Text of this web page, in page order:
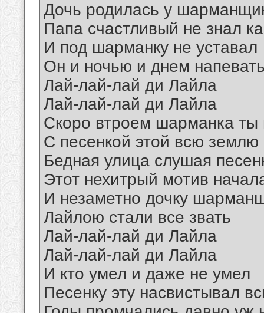
Дочь родилась у
Папа счастливый не знал
И под шарманку не уставал
Он и ночью и днем
Лай-лай-лай ди Лайла
Лай-лай-лай ди Лайла
Скоро втроем шарманка ты
С песенкой этой всю
Бедная улица слушая
Этот нехитрый мотив
И незаметно дочку
Лайлою стали все звать
Лай-лай-лай ди Лайла
Лай-лай-лай ди Лайла
И кто умел и даже не умел
Песенку эту насвистывал